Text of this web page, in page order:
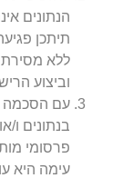
הנתונים
תיתכן
ללא מסירת
וביצוע
עם הסכמה
בנתונים ו/
פרסומי
עימה היא